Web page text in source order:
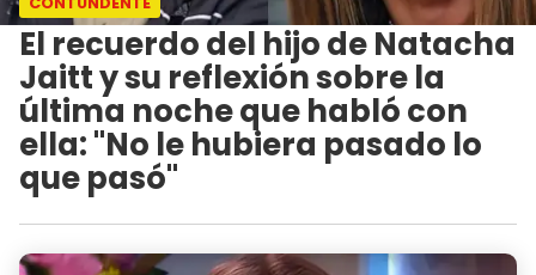
El recuerdo del hijo de Natacha
Jaitt y su reflexión sobre la
última noche que habló con
ella: "No le hubiera pasado lo
que pasó"